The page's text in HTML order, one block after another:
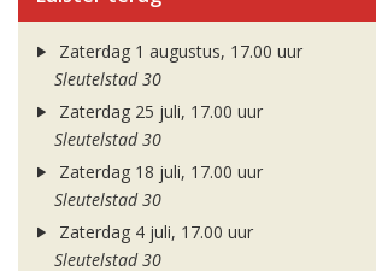
Zaterdag 1 augustus, 17.00 uur
Sleutelstad 30
Zaterdag 25 juli, 17.00 uur
Sleutelstad 30
Zaterdag 18 juli, 17.00 uur
Sleutelstad 30
Zaterdag 4 juli, 17.00 uur
Sleutelstad 30